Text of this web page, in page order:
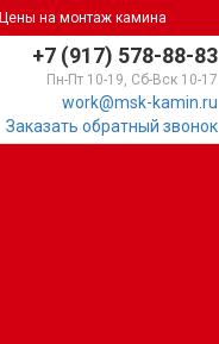
Цены на монтаж камина
+7 (917) 578-88-83
Пн-Пт 10-19, Сб-Вск 10-17
work@msk-kamin.ru
Заказать обратный звонок